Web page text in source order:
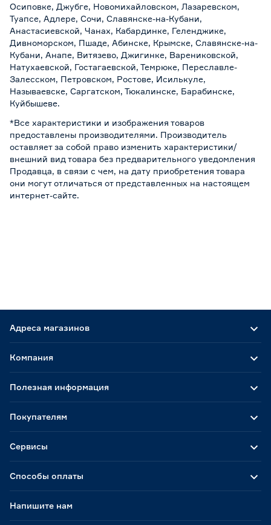
Осиповке, Джубге, Новомихайловском, Лазаревском,
Туапсе, Адлере, Сочи, Славянске-на-Кубани,
Анастасиевской, Чанах, Кабардинке, Геленджике,
Дивноморском, Пшаде, Абинске, Крымске, Славянске-на-
Кубани, Анапе, Витязево, Джигинке, Варениковской,
Натухаевской, Гостагаевской, Темрюке, Переславле-
Залесском, Петровском, Ростове, Исилькуле,
Называевске, Саргатском, Тюкалинске, Барабинске,
Куйбышеве.
*Все характеристики и изображения товаров
предоставлены производителями. Производитель
оставляет за собой право изменить характеристики/
внешний вид товара без предварительного уведомления
Продавца, в связи с чем, на дату приобретения товара
они могут отличаться от представленных на настоящем
интернет-сайте.
Адреса магазинов
Способы оплаты
Компания
Полезная информация
Покупателям
Сервисы
Напишите нам